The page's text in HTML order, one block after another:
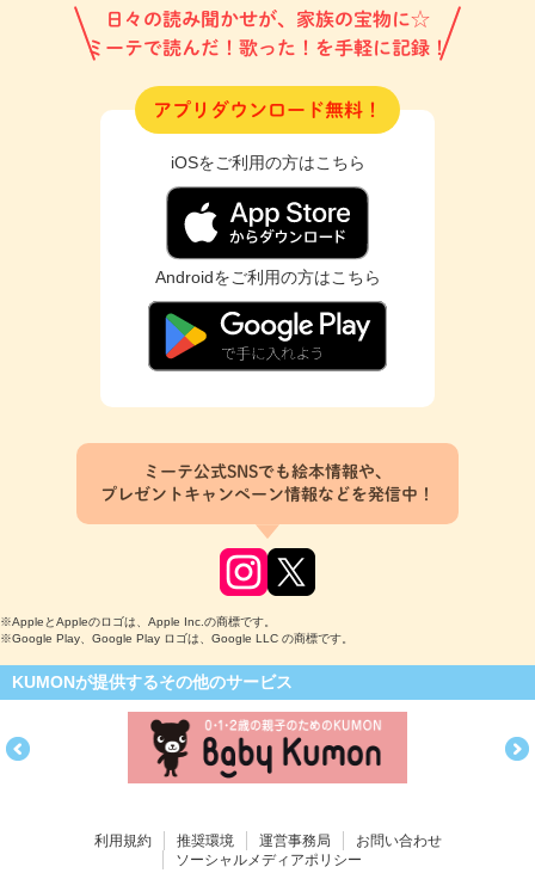
日々の読み聞かせが、家族の宝物に☆
ミーテで読んだ！歌った！を手軽に記録！
アプリダウンロード無料！
iOSをご利用の方はこちら
Androidをご利用の方はこちら
ミーテ公式SNSでも絵本情報や、
プレゼントキャンペーン情報などを発信中！
※AppleとAppleのロゴは、Apple Inc.の商標です。
※Google Play、Google Play ロゴは、Google LLC の商標です。
KUMONが提供するその他のサービス
利用規約 推奨環境 運営事務局
お問い合わせ
ソーシャルメディアポリシー